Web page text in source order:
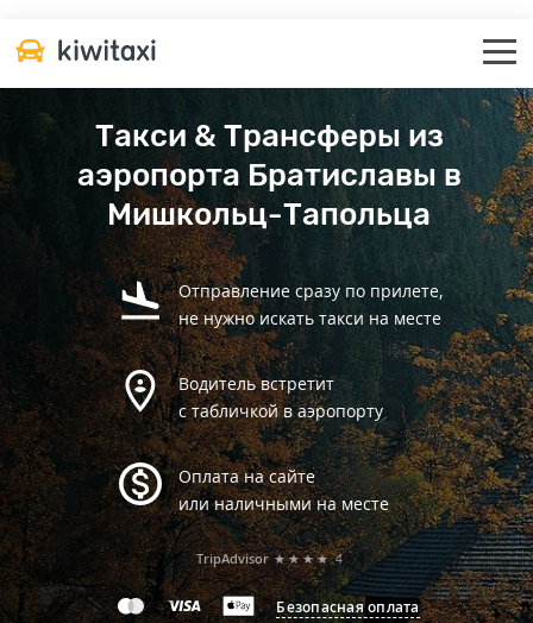
Такси & Трансферы из
аэропорта Братиславы в
Мишкольц-Тапольца
Отправление сразу по прилете,
не нужно искать такси на месте
Водитель встретит
с табличкой в аэропорту
Оплата на сайте
или наличными на месте
Безопасная оплата
TripAdvisor ★★★★ 4